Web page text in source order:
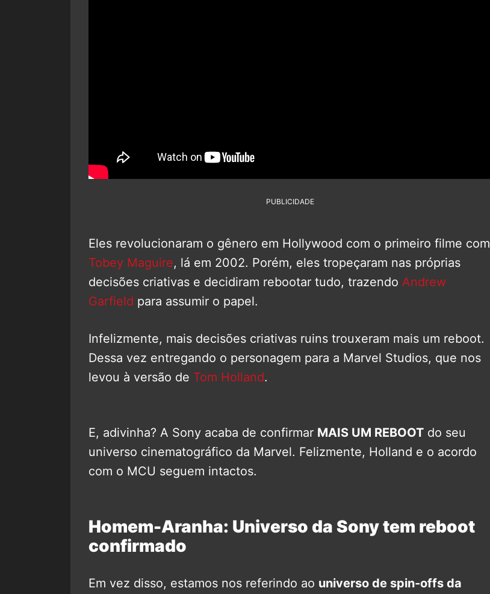
PUBLICIDADE
Eles revolucionaram o gênero em Hollywood com o primeiro filme com
Tobey Maguire, lá em 2002. Porém, eles tropeçaram nas próprias
decisões criativas e decidiram rebootar tudo, trazendo Andrew
Garfield para assumir o papel.
Infelizmente, mais decisões criativas ruins trouxeram mais um reboot.
Dessa vez entregando o personagem para a Marvel Studios, que nos
levou à versão de Tom Holland.
E, adivinha? A Sony acaba de confirmar MAIS UM REBOOT do seu
universo cinematográfico da Marvel. Felizmente, Holland e o acordo
com o MCU seguem intactos.
Homem-Aranha: Universo da Sony tem reboot
confirmado
Em vez disso, estamos nos referindo ao universo de spin-offs da